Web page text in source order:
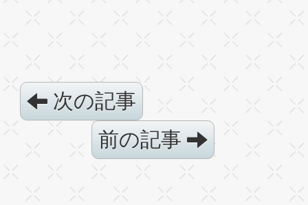
次の記事
前の記事